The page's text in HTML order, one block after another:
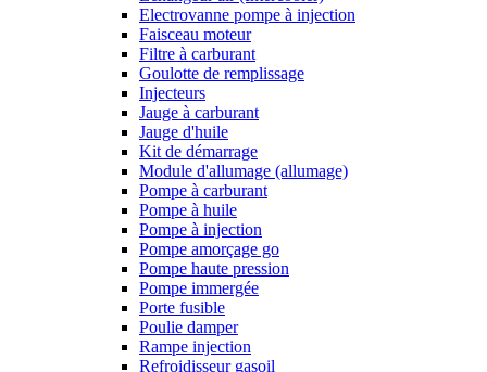
Electrovanne pompe à injection
Faisceau moteur
Filtre à carburant
Goulotte de remplissage
Injecteurs
Jauge à carburant
Jauge d'huile
Kit de démarrage
Module d'allumage (allumage)
Pompe à carburant
Pompe à huile
Pompe à injection
Pompe amorçage go
Pompe haute pression
Pompe immergée
Porte fusible
Poulie damper
Rampe injection
Refroidisseur gasoil